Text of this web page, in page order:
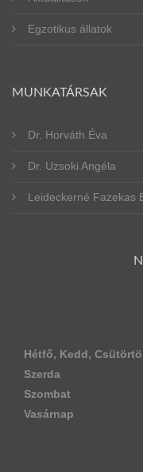
Egzotikus állatok
MUNKATÁRSAK
Dr. Horváth Éva
Dr. Uzsoki Angéla
Leideckerné Fazekas
Hétfő, Kedd,
Szerda
Szombat
Vasárnap